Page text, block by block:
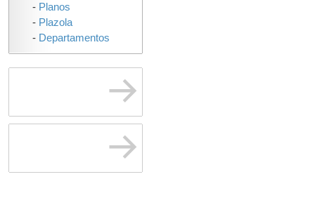
- Planos
- Plazola
- Departamentos